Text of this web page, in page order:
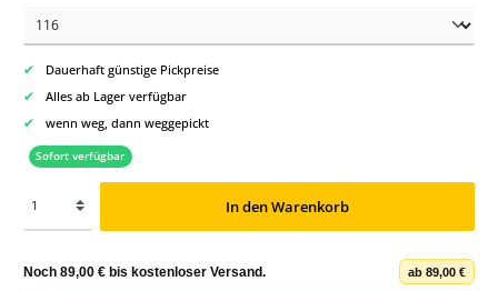
✔ Dauerhaft günstige Pickpreise
✔ Alles ab Lager verfügbar
✔ wenn weg, dann weggepickt
Sofort verfügbar
In den Warenkorb
Noch 89,00 € bis kostenloser Versand. ab 89,00 €